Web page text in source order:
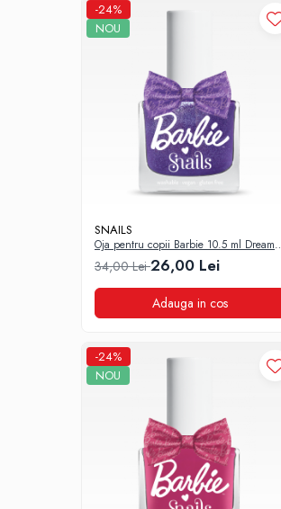
-24%
NOU
SNAILS
Oja pentru copii Barbie 10.5 ml Dream
Big
34,00 Lei26,00 Lei
Adauga in cos
-24%
NOU